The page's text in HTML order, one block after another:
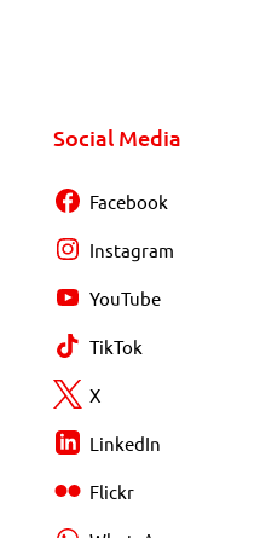
Social Media
Facebook
Instagram
YouTube
TikTok
X
LinkedIn
Flickr